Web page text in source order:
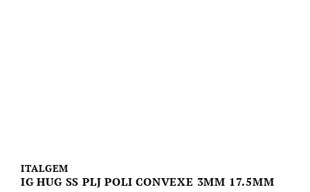
ITALGEM
IG HUG SS PLJ POLI CONVEXE 3MM 17.5MM